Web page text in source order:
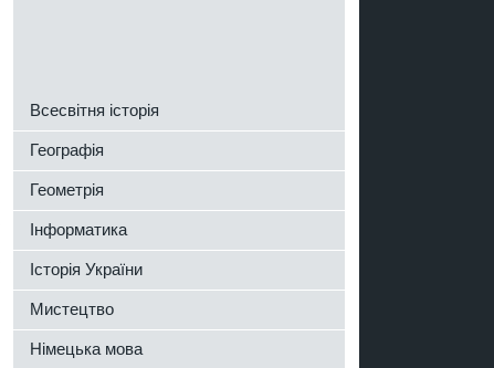
Всесвітня історія
Географія
Геометрія
Інформатика
Історія України
Мистецтво
Німецька мова